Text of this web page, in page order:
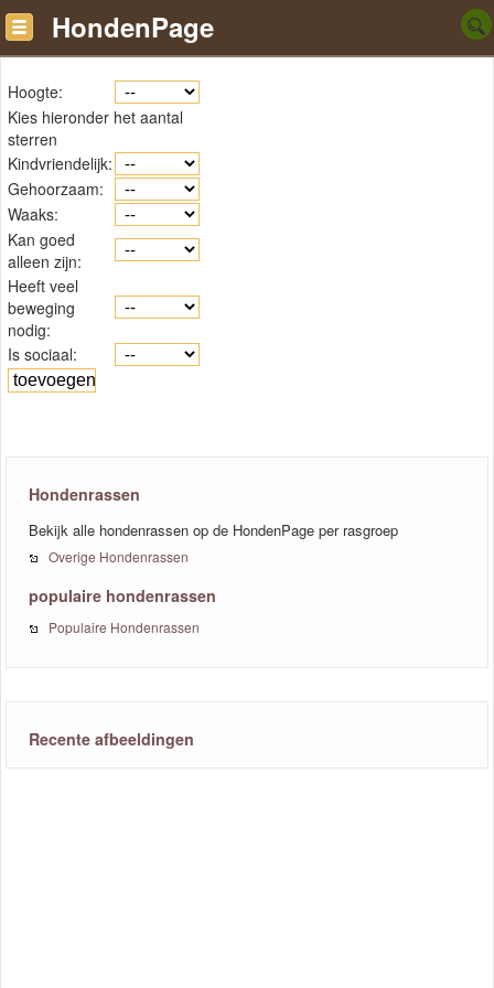
HondenPage
Hoogte:
Kies hieronder het aantal
sterren
Kindvriendelijk:
Gehoorzaam:
Waaks:
Kan goed
alleen zijn:
Heeft veel
beweging
nodig:
Is sociaal:
Hondenrassen
Bekijk alle hondenrassen op de HondenPage per rasgroep
Overige Hondenrassen
populaire hondenrassen
Populaire Hondenrassen
Recente afbeeldingen